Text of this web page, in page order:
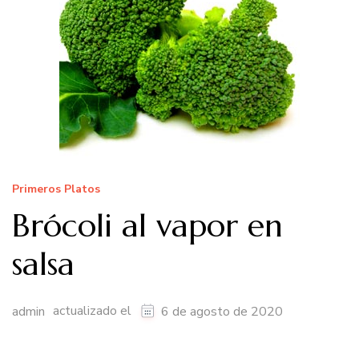
Primeros Platos
Brócoli al vapor en
salsa
admin actualizado el 6 de agosto de 2020